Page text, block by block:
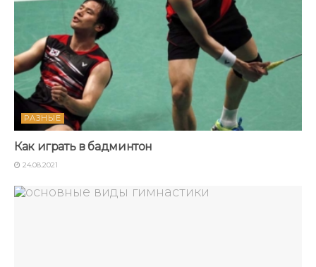
РАЗНЫЕ
Как играть в бадминтон
24.08.2021